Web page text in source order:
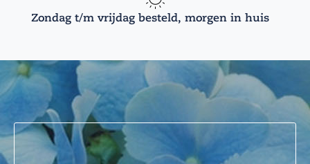
Zondag t/m vrijdag besteld, morgen in huis